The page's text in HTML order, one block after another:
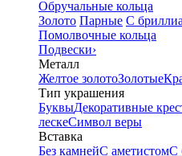
Обручальные кольца
Золото Парные С
Помолвочные кольца
Подвески›
Металл
Желтое золотоЗолотые
Тип украшения
БуквыДекоративные
лескеСимвол веры
Вставка
Без камнейС аметистомС